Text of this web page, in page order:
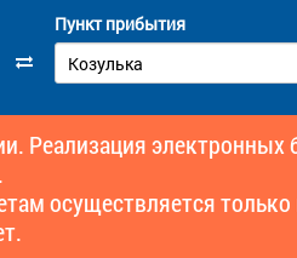
Пункт прибытия
Реализация
осуществляется